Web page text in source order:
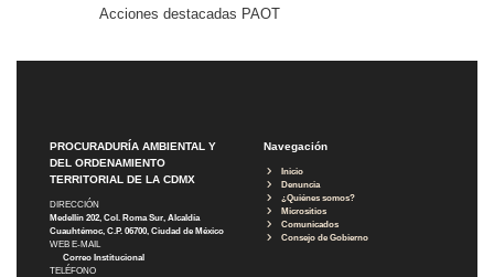
Acciones destacadas PAOT
PROCURADURÍA AMBIENTAL Y
DEL ORDENAMIENTO
TERRITORIAL DE LA CDMX
DIRECCIÓN
Medellín 202, Col. Roma Sur, Alcaldía
Cuauhtémoc, C.P. 06700, Ciudad de México
WEB E-MAIL
Correo Institucional
TELÉFONO
Navegación
Inicio
Denuncia
¿Quiénes somos?
Micrositios
Comunicados
Consejo de Gobierno